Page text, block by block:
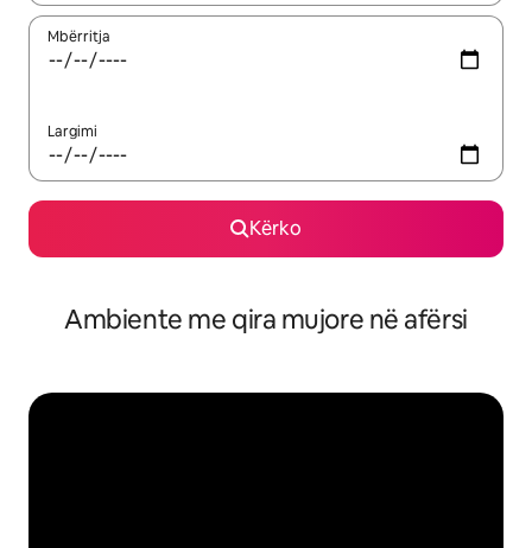
Mbërritja
Largimi
Kërko
Ambiente me qira mujore në afërsi